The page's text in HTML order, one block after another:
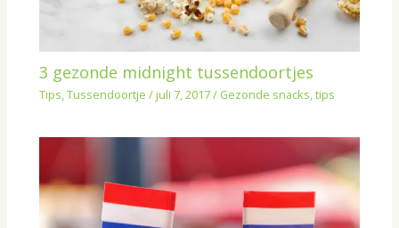
3 gezonde midnight tussendoortjes
Tips ,Tussendoortje / juli 7, 2017/ Gezonde snacks ,tips